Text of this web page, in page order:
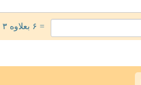
= ۶ بعلاوه ۳